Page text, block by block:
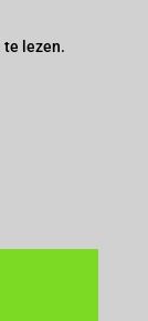
te lezen.